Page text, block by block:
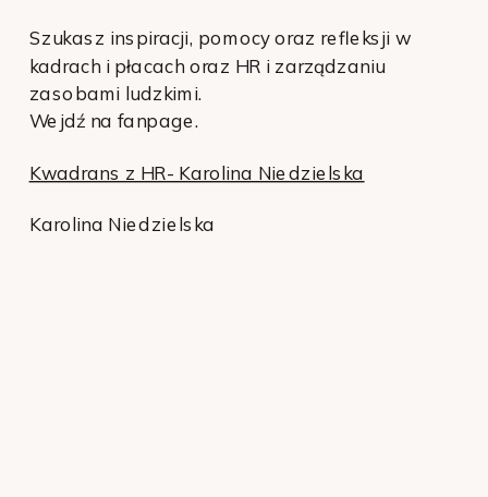
Szukasz inspiracji, pomocy oraz refleksji w
kadrach i płacach oraz HR i zarządzaniu
zasobami ludzkimi.
Wejdź na fanpage.
Kwadrans z HR- Karolina Niedzielska
Karolina Niedzielska